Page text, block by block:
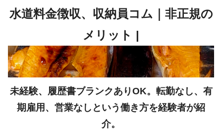
未経験、履歴書ブランクありOK。転勤なし、有
期雇用、営業なしという働き方を経験者が紹
介。